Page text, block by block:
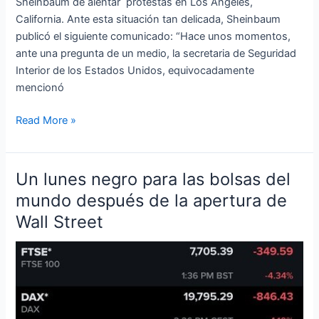
California. Ante esta situación tan delicada, Sheinbaum
publicó el siguiente comunicado: “Hace unos momentos,
ante una pregunta de un medio, la secretaria de Seguridad
Interior de los Estados Unidos, equivocadamente
mencionó
Read More »
Un lunes negro para las bolsas del
mundo después de la apertura de
Wall Street
Un
negro
para
las
bolsas
mundo
después